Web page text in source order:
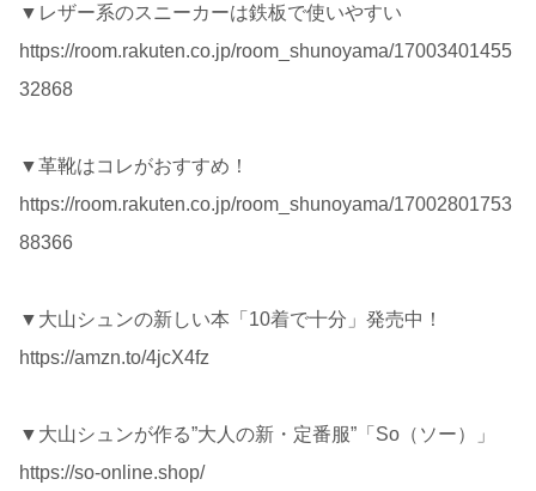
▼レザー系のスニーカーは鉄板で使いやすい
https://room.rakuten.co.jp/room_shunoyama/17003401455
32868
▼革靴はコレがおすすめ！
https://room.rakuten.co.jp/room_shunoyama/17002801753
88366
▼大山シュンの新しい本「10着で十分」発売中！
https://amzn.to/4jcX4fz
▼大山シュンが作る”大人の新・定番服”「So（ソー）」
https://so-online.shop/